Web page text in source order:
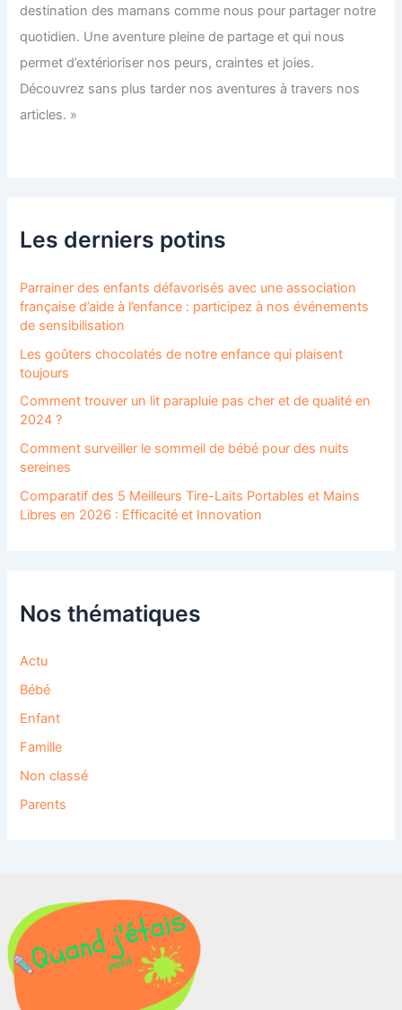
destination des mamans comme nous pour partager notre
quotidien. Une aventure pleine de partage et qui nous
permet d’extérioriser nos peurs, craintes et joies.
Découvrez sans plus tarder nos aventures à travers nos
articles. »
Les derniers potins
Parrainer des enfants défavorisés avec une association
française d’aide à l’enfance : participez à nos événements
de sensibilisation
Les goûters chocolatés de notre enfance qui plaisent
toujours
Comment trouver un lit parapluie pas cher et de qualité en
2024 ?
Comment surveiller le sommeil de bébé pour des nuits
sereines
Comparatif des 5 Meilleurs Tire-Laits Portables et Mains
Libres en 2026 : Efficacité et Innovation
Nos thématiques
Actu
Bébé
Enfant
Famille
Non classé
Parents